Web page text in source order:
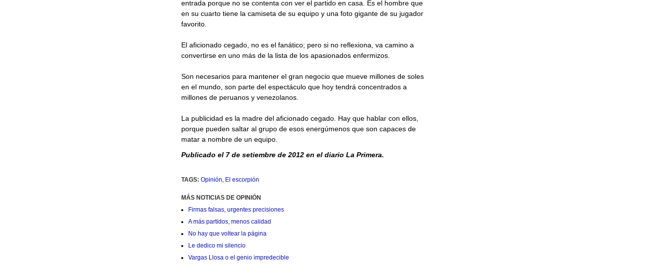
entrada porque no se contenta con ver el partido en casa. Es el hombre que
en su cuarto tiene la camiseta de su equipo y una foto gigante de su jugador
favorito.
El aficionado cegado, no es el fanático; pero si no reflexiona, va camino a
convertirse en uno más de la lista de los apasionados enfermizos.
Son necesarios para mantener el gran negocio que mueve millones de soles
en el mundo, son parte del espectáculo que hoy tendrá concentrados a
millones de peruanos y venezolanos.
La publicidad es la madre del aficionado cegado. Hay que hablar con ellos,
porque pueden saltar al grupo de esos energúmenos que son capaces de
matar a nombre de un equipo.
Publicado el 7 de setiembre de 2012 en el diario La Primera.
TAGS: Opinión, El escorpión
MÁS NOTICIAS DE OPINIÓN
Firmas falsas, urgentes precisiones
A más partidos, menos calidad
No hay que voltear la página
Le dedico mi silencio
Vargas Llosa o el genio impredecible